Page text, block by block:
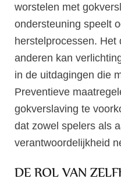
worstelen met
ondersteuning speelt
herstelprocessen. Het
anderen kan
in de uitdagingen die
Preventieve
gokverslaving te
dat zowel spelers als
verantwoordelijkheid
DE ROL VAN